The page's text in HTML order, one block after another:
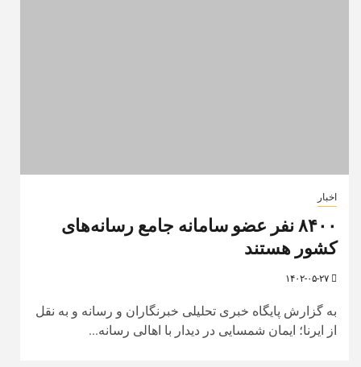
اخبار
۸۴۰۰ نفر عضو سامانه جامع رسانه‌های
کشور هستند
به گزارش پایگاه خبری تحلیلی خبرنگاران و رسانه و به نقل
از ایرنا؛ ایمان شمسایی در دیدار با اهالی رسانه...